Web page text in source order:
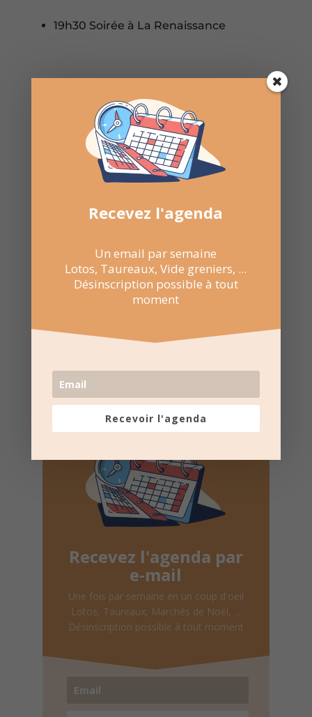
19h30 Soirée à La Renaissance
Partager sur Facebook
Envoyer par WhatsApp
Envoyer par E-mail
 NE RATEZ
PAS LES
PROCHAINES
Suivez lapage Facebook
Recevez l'agenda par
e-mail
Une fois par semaine en un coup d'oeil
Lotos, Taureaux, Marchés de Noël, ...
Désinscription possible à tout moment
Recevez l'agenda
Un email par semaine
Lotos, Taureaux, Vide greniers, ...
Désinscription possible à tout
moment
Recevoir l'agenda